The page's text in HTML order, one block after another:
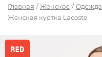
НОВИНКИ
SALE
Главная Женское Одежда
Женская куртка Lacoste